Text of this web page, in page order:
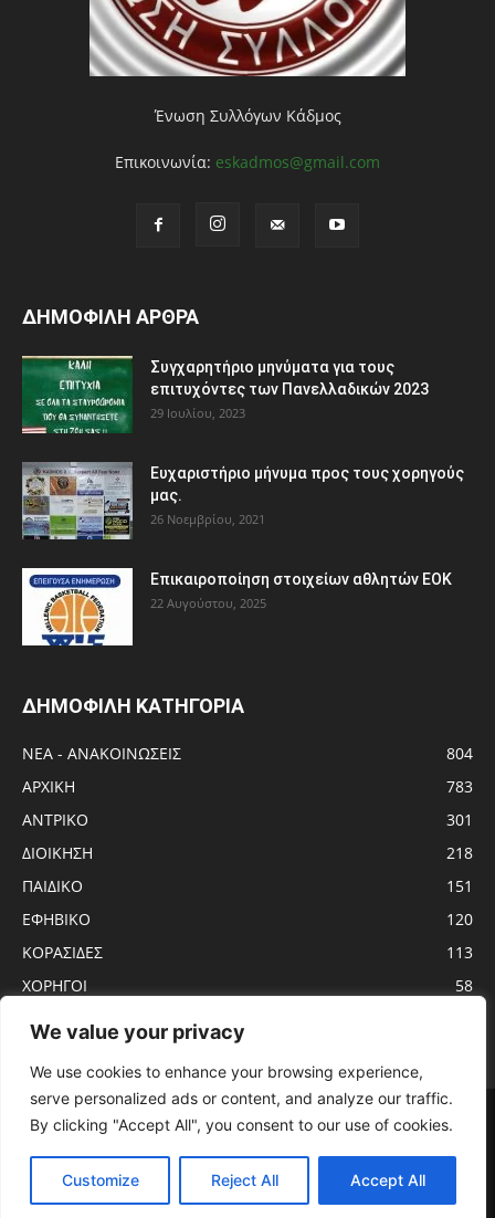
We value your privacy
We use cookies to enhance your browsing experience,
serve personalized ads or content, and analyze our traffic.
By clicking "Accept All", you consent to our use of cookies.
Customize Reject All Accept All
Ένωση Συλλόγων Κάδμος
Επικοινωνία: eskadmos@gmail.com
ΔΗΜΟΦΙΛΗ ΑΡΘΡΑ
Συγχαρητήριο μηνύματα για τους
επιτυχόντες των Πανελλαδικών 2023
29 Ιουλίου, 2023
Ευχαριστήριο μήνυμα προς τους χορηγούς
μας.
26 Νοεμβρίου, 2021
Eπικαιροποίηση στοιχείων αθλητών ΕΟΚ
22 Αυγούστου, 2025
ΔΗΜΟΦΙΛΗ ΚΑΤΗΓΟΡΙΑ
ΝΕΑ - ΑΝΑΚΟΙΝΩΣΕΙΣ
804
ΑΡΧΙΚΗ
783
ΑΝTΡΙΚΟ
301
ΔΙΟΙΚΗΣΗ
218
ΠΑΙΔΙΚΟ
151
ΕΦΗΒΙΚΟ
120
ΚΟΡΑΣΙΔΕΣ
113
ΧΟΡΗΓΟΙ
58
Αρχική ΑΝTΡΙΚΟ
ΓΥΝΑΙΚΩΝ
ΕΦΗΒΙΚΟ
ΠΑΙΔΙΚΟ ΚΟΡΑΣΙΔΕΣ
ΧΟΡΗΓΟΙ
ΠΡΟΓΡΑΜΜΑ ΑΓΩΝΩΝ
ΕΡΓΑΣΙΑΚΟ
© KADMOS BC - 2020